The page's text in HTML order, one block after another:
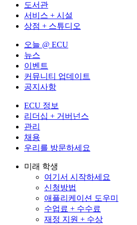
도서관
서비스 + 시설
상점 + 스튜디오
오늘 @ ECU
뉴스
이벤트
커뮤니티 업데이트
공지사항
ECU 정보
리더십 + 거버넌스
관리
채용
우리를 방문하세요
미래 학생
여기서 시작하세요
신청방법
애플리케이션 도우미
수업료 + 수수료
재정 지원 + 수상